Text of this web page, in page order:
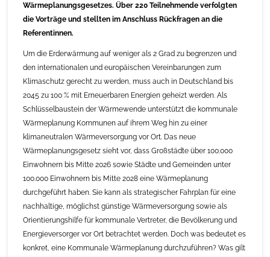
Wärmeplanungsgesetzes. Über 220 Teilnehmende verfolgten
die Vorträge und stellten im Anschluss Rückfragen an die
Referentinnen.
Um die Erderwärmung auf weniger als 2 Grad zu begrenzen und
den internationalen und europäischen Vereinbarungen zum
Klimaschutz gerecht zu werden, muss auch in Deutschland bis
2045 zu 100 % mit Erneuerbaren Energien geheizt werden. Als
Schlüsselbaustein der Wärmewende unterstützt die kommunale
Wärmeplanung Kommunen auf ihrem Weg hin zu einer
klimaneutralen Wärmeversorgung vor Ort. Das neue
Wärmeplanungsgesetz sieht vor, dass Großstädte über 100.000
Einwohnern bis Mitte 2026 sowie Städte und Gemeinden unter
100.000 Einwohnern bis Mitte 2028 eine Wärmeplanung
durchgeführt haben. Sie kann als strategischer Fahrplan für eine
nachhaltige, möglichst günstige Wärmeversorgung sowie als
Orientierungshilfe für kommunale Vertreter, die Bevölkerung und
Energieversorger vor Ort betrachtet werden. Doch was bedeutet es
konkret, eine Kommunale Wärmeplanung durchzuführen? Was gilt